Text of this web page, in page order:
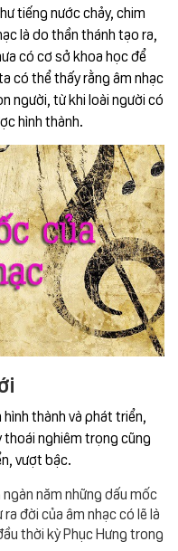
tiếng nước chảy, chim
là do thần thánh tạo ra,
có cơ sở khoa học để
có thể thấy rằng âm nhạc
người, từ khi loài người có
hình thành.
thành và phát triển,
thoái nghiêm trọng cũng
vượt bậc.
năm những dấu mốc
đời của âm nhạc có lẽ là
thời kỳ Phục Hưng trong